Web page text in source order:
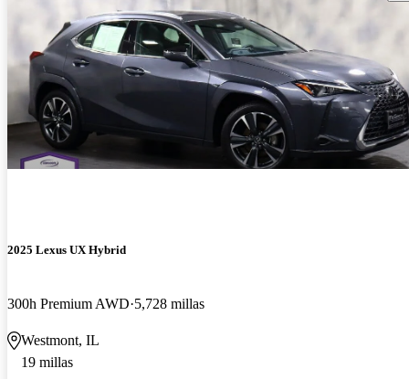
2025 Lexus UX Hybrid
300h Premium AWD 5,728 millas
Westmont, IL
19 millas